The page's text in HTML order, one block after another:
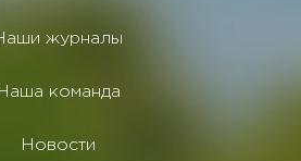
журналы
Наша команда
Новости